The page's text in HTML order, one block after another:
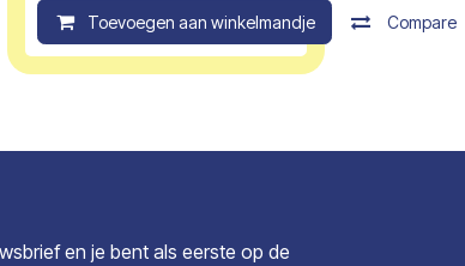
CompareToevoegen aan winkelmandje Compare
en je bent als eerste op de